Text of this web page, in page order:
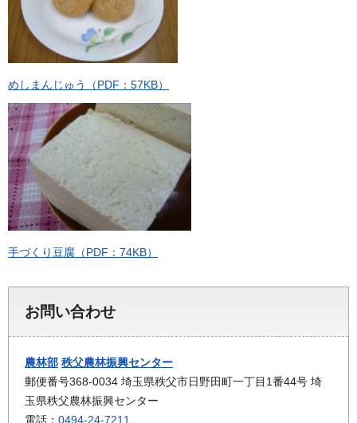
めしまんじゅう（PDF：57KB）
手づくり豆腐（PDF：74KB）
お問い合わせ
農林部 秩父農林振興センター
郵便番号368-0034 埼玉県秩父市日野田町一丁目1番44号 埼
玉県秩父農林振興センター
電話： 0494-24-7211